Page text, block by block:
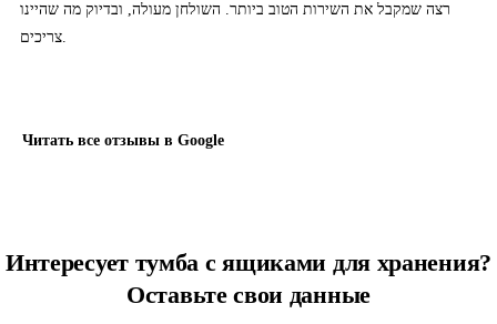
רצה שמקבל את השירות הטוב ביותר. השולחן מעולה, ובדיוק מה שהיינו
Читать все отзывы в Google
Интересует тумба с ящиками для хранения?
Оставьте свои данные